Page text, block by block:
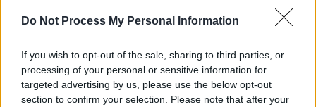
Do Not Process My Personal Information
If you wish to opt-out of the sale, sharing to third parties, or
processing of your personal or sensitive information for
targeted advertising by us, please use the below opt-out
section to confirm your selection. Please note that after your